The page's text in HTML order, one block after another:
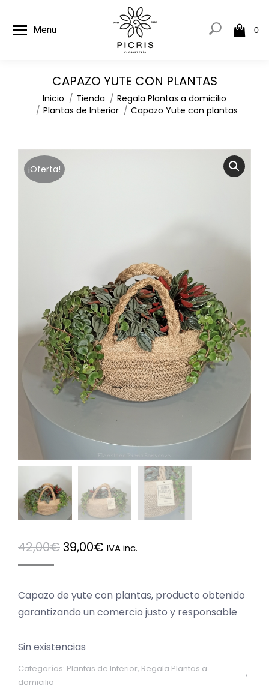
Menu 0
CAPAZO YUTE CON PLANTAS
Estás aquí:
Inicio Tienda
Regala Plantas a domicilio
Plantas de Interior
Capazo Yute con plantas
¡Oferta!
42,00€El
era:
42,00€.
39,00€El
es:
39,00€.
IVA inc.
Capazo de yute con plantas, producto obtenido
garantizando un comercio justo y responsable
Sin existencias
Categorías: Plantas de Interior, Regala Plantas a
domicilio